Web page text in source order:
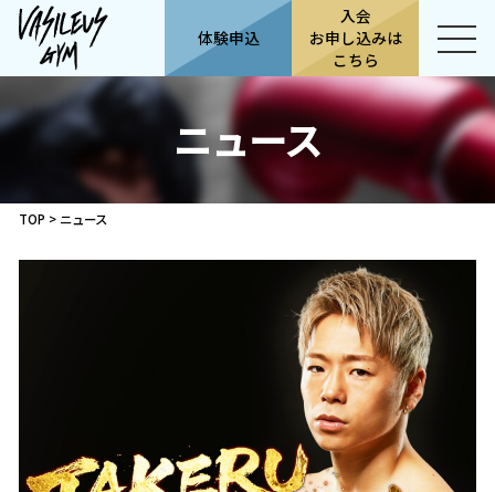
体験申込
入会
お申し込みは
こちら
ニュース
TOP > ニュース